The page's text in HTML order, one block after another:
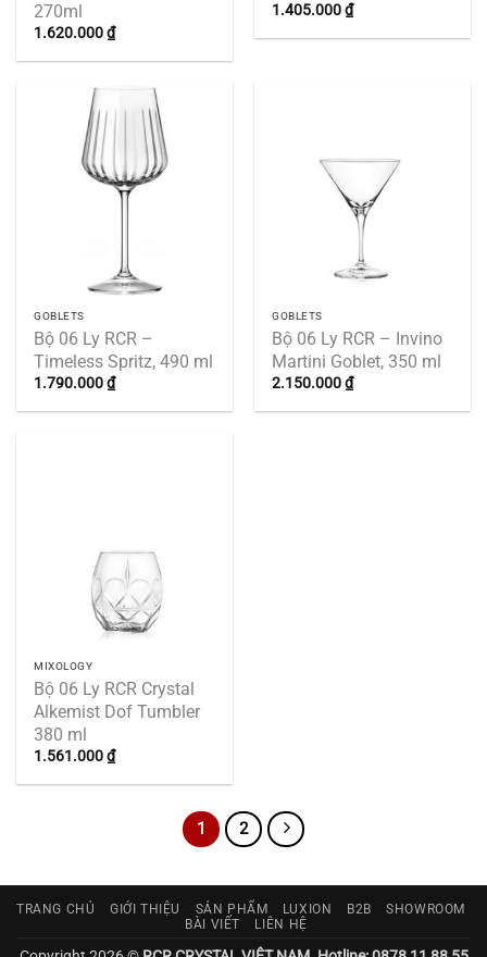
270ml
1.620.000₫
1.405.000₫
GOBLETS
Bộ 06 Ly RCR –
Timeless Spritz, 490 ml
1.790.000₫
GOBLETS
Bộ 06 Ly RCR – Invino
Martini Goblet, 350 ml
2.150.000₫
MIXOLOGY
Bộ 06 Ly RCR Crystal
Alkemist Dof Tumbler
380 ml
1.561.000₫
1 2
TRANG CHỦ GIỚI THIỆU SẢN PHẨM LUXION B2B
SHOWROOM
BÀI VIẾT
LIÊN HỆ